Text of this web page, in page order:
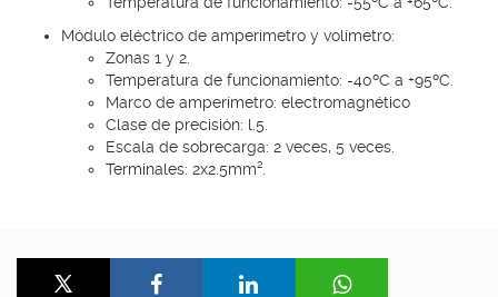
Módulo eléctrico de amperímetro y volímetro:
Zonas 1 y 2.
Temperatura de funcionamiento: -40ºC a +95ºC.
Marco de amperímetro: electromagnético
Clase de precisión: l.5.
Escala de sobrecarga: 2 veces, 5 veces.
Terminales: 2x2.5mm².